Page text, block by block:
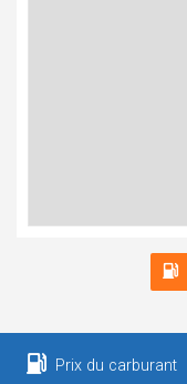
Prix du carburant